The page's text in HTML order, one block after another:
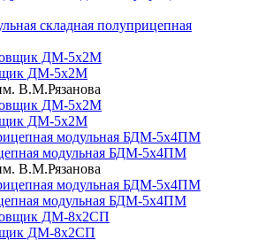
складная полуприцепная
ДМ-5х2М
В.М.Рязанова
ДМ-5х2М
модульная БДМ-5х4ПМ
В.М.Рязанова
модульная БДМ-5х4ПМ
ДМ-8х2СП